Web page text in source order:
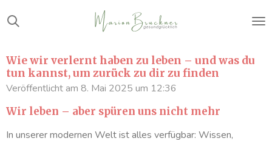
Hauptinhalt
Wie wir verlernt haben zu leben – und was du
tun kannst, um zurück zu dir zu finden
Veröffentlicht am 8. Mai 2025 um 12:36
Wir leben – aber spüren uns nicht mehr
In unserer modernen Welt ist alles verfügbar: Wissen,